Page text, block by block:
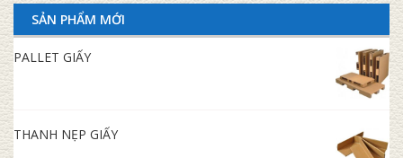
SẢN PHẨM MỚI
PALLET GIẤY
THANH NẸP GIẤY